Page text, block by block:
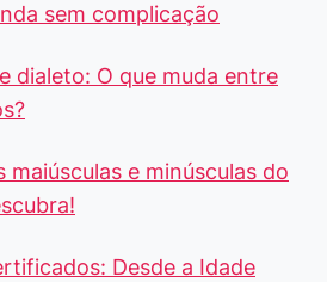
sem complicação
dialeto: O que muda entre
maiúsculas e minúsculas do
Desde a Idade